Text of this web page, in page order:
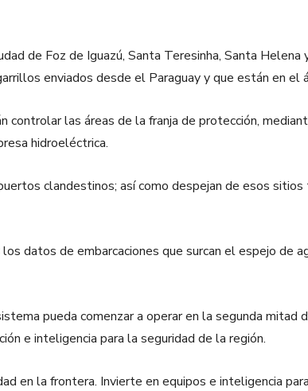
de Foz de Iguazú, Santa Teresinha, Santa Helena
enviados desde el Paraguay y que están en el
controlar las áreas de la franja de protección,
hidroeléctrica.
clandestinos; así como despejan de esos
datos de embarcaciones que surcan el espejo de
pueda comenzar a operar en la segunda mitad
e inteligencia para la seguridad de la región.
en la frontera. Invierte en equipos e inteligencia